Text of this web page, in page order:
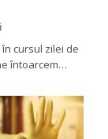
cursul zilei de
întoarcem…